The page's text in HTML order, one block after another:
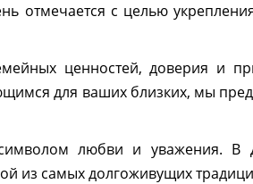
отмечается с целью
ценностей, доверия и
для ваших близких, мы
любви и уважения.
из самых долгоживущих